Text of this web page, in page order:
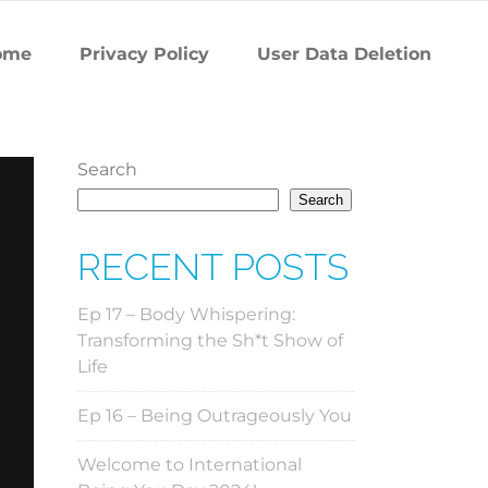
Privacy Policy User Data Deletion
Search
Search
RECENT POSTS
Ep 17 – Body Whispering:
Transforming the Sh*t Show of
Life
Ep 16 – Being Outrageously You
Welcome to International